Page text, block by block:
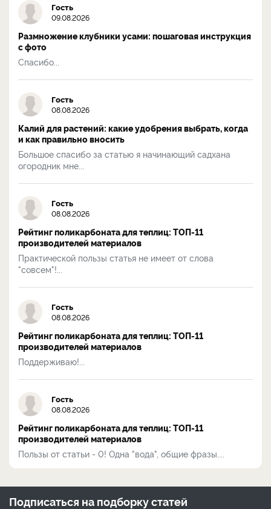
Гость
09.08.2026
Размножение клубники усами: пошаговая инструкция
с фото
Спасибо...
Гость
08.08.2026
Калий для растений: какие удобрения выбрать, когда
и как правильно вносить
Большое спасибо за статью я начинающий садхана
огородник мне...
Гость
08.08.2026
Рейтинг поликарбоната для теплиц: ТОП-11
производителей материалов
Практической пользы статья не имеет от слова
"совсем"!...
Гость
08.08.2026
Рейтинг поликарбоната для теплиц: ТОП-11
производителей материалов
Поддерживаю!...
Гость
08.08.2026
Рейтинг поликарбоната для теплиц: ТОП-11
производителей материалов
Пользы от статьи - 0! Одна "вода", общие фразы....
Подписаться на подборку статей